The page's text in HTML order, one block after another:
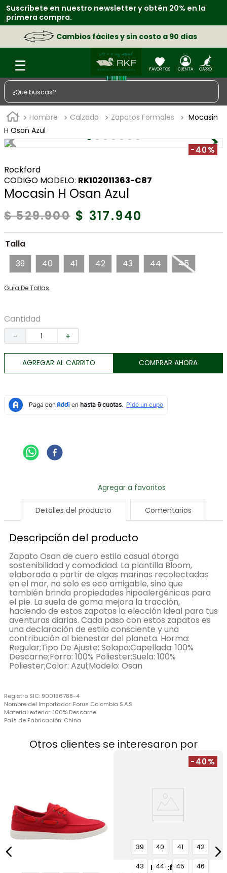
Suscríbete en nuestro newsletter y obtén 20% en la
primera compra.
Cambios fáciles y sin costo a 90 días
¿Qué buscas?
Hombre Calzado Zapatos Formales
Mocasin
H Osan Azul
-40%
Rockford
: RK102011363-C87
Mocasin H Osan Azul
$ 529.900 $ 317.940
Talla
39
40 41 42 43 44 45
Guia De Tallas
Cantidad
＋
－
AGREGAR AL CARRITO COMPRAR AHORA
Detalles del producto Comentarios
Descripción del producto
Zapato Osan de cuero estilo casual otorga
sostenibilidad y comodidad. La plantilla Bloom,
elaborada a partir de algas marinas recolectadas
en el mar, no solo es eco amigable, sino que
también brinda propiedades hipoalergénicas para
el pie. La suela de goma mejora la tracción,
haciendo de estos zapatos la elección ideal para tus
aventuras diarias. Cada paso con estos zapatos es
una declaración de estilo consciente y una
contribución al bienestar del planeta. Horma:
Regular;Tipo De Ajuste: Solapa;Capellada: 100%
Descarne;Forro: 100% Poliester;Suela: 100%
Poliester;Color: Azul;Modelo: Osan
Registro SIC: 900136788-4
Nombre del Importador: Forus Colombia S.A.S
Material exterior: 100% Descarne
País de Fabricación: China
Otros clientes se interesaron por
-40%
39 40 41 42
43 44 45 46
Rockford
TÉRMINOS MÁS BUSCADOS
1.
zapatos
4.
camisa
5.
medias
6.
morral
7.
tenis
8.
botas
9.
tarjetero
10. lino